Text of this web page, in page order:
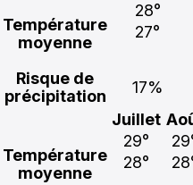
Température
moyenne
28°
27°
Risque de
précipitation
17%
Juillet
Température
moyenne
29°
28°